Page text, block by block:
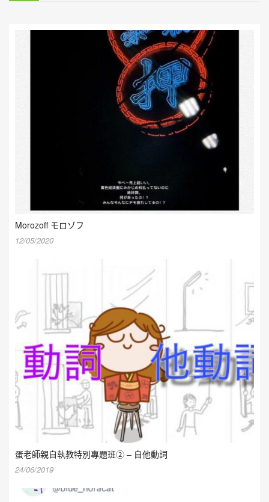
Morozoff モロゾフ
12/05/2020
蛋老師親自執教特別專題班② – 自他動詞
24/06/2019